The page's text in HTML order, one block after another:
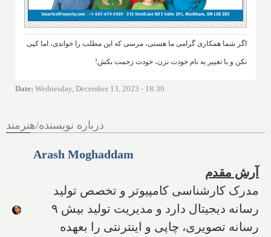
اگر شما همکاری گرامی ما هستی، مرسی که این مطلب را خواندی، اما کپی
نکن و با تغییر به نام خودت نزن، خودت زحمت بکش!
Date: Wednesday, December 13, 2023 - 18:30
درباره نویسنده/هنرمند
Arash Moghaddam
آرش مقدم
مدرک کارشناسی کامپیوتر و تخصص تولید
رسانه دیجیتال دارد و مدیریت تولید بیش ۹
رسانه تصویری، چاپی و اینترنتی را بعهده